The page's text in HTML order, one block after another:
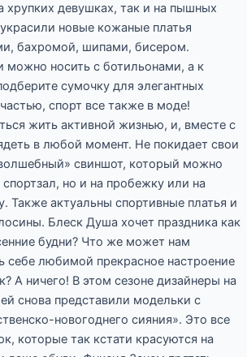
хрупких девушках, так и на пышных
новые кожаные платья
бахромой, шипами, бисером.
носить с ботильонами, а к
сумочку для элегантных
спорт все также в моде!
жить активной жизнью, и, вместе с
в любой момент. Не покидает свои
свиншот, который можно
спортзал, но и на пробежку или на
Также актуальны спортивные платья и
Блеск Душа хочет праздника как
будни? Что же может нам
себе любимой прекрасное настроение
А ничего! В этом сезоне дизайнеры на
снова представили модельки с
новогоднего сияния». Это все
которые так кстати красуются на